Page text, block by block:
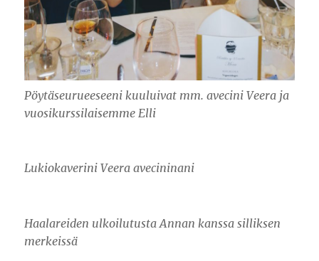
Pöytäseurueeseeni kuuluivat mm. avecini Veera ja
vuosikurssilaisemme Elli
Lukiokaverini Veera avecininani
Haalareiden ulkoilutusta Annan kanssa silliksen
merkeissä